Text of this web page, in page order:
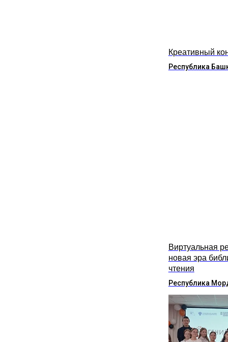
Креативный
Республика
Виртуальная
новая эра
чтения
Республика